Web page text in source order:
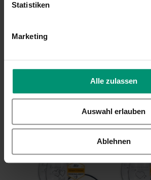
Statistiken
Marketing
Alle zulassen
Auswahl erlauben
Ablehnen
Nur registrierte Benutzer
sich ein
KUNDEN, DIE DIESEN ARTIKEL
KAUFTEN AUCH
VERWANDTE PRODUKTE